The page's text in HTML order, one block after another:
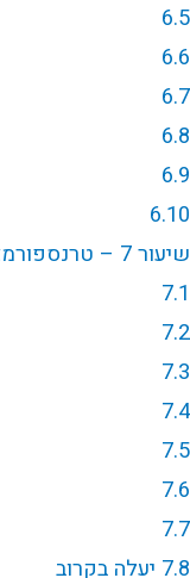
6.5
6.6
6.7
6.8
6.9
6.10
שיעור 7 – טרנספורמציות
7.1
7.2
7.3
7.4
7.5
7.6
7.7
7.8 יעלה בקרוב